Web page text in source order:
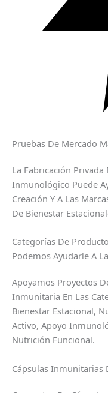
Pruebas De Mercado
La Fabricación
Inmunológico Puede
Creación Y A Las
De Bienestar
Categorías De
Podemos Ayudarle A
Apoyamos Proyectos
Inmunitaria En Las
Bienestar Estacional,
Activo, Apoyo
Nutrición Funcional.
Cápsulas Inmunitarias